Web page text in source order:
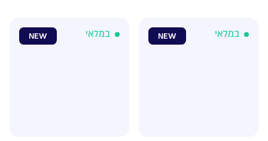
NEW במלאי NEW במלאי